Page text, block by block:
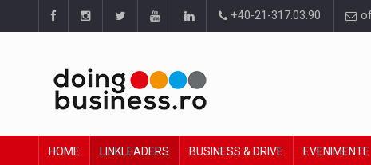
+40-21-317.03.90
HOME LINKLEADERS BUSINESS & DRIVE EVENIMENTE